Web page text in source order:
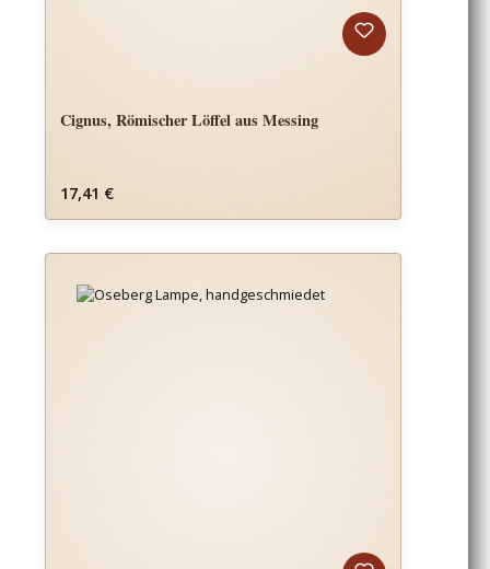
Cignus, Römischer Löffel aus Messing
Regulärer Preis:
17,41 €